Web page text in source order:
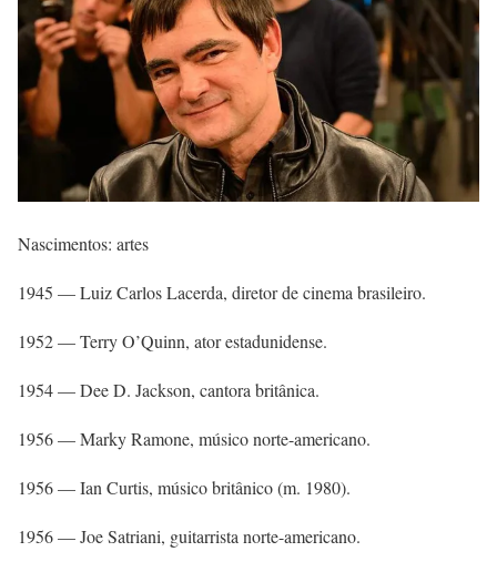
Nascimentos: artes
1945 — Luiz Carlos Lacerda, diretor de cinema brasileiro.
1952 — Terry O’Quinn, ator estadunidense.
1954 — Dee D. Jackson, cantora britânica.
1956 — Marky Ramone, músico norte-americano.
1956 — Ian Curtis, músico britânico (m. 1980).
1956 — Joe Satriani, guitarrista norte-americano.